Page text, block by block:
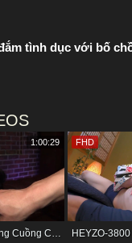
tình dục với bố
HEYZO-3799 Cô Nàng Cuồng Cảm Giác Mạnh Và Khoái Lạc Tột Đỉnh
1:00:29 FHD